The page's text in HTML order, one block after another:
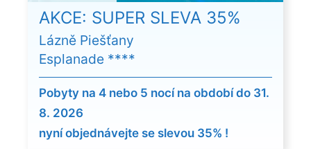
AKCE: SUPER SLEVA 35%
Lázně Piešťany
Esplanade ****
Pobyty na 4 nebo 5 nocí na období do 31.
8. 2026
nyní objednávejte se slevou 35% !